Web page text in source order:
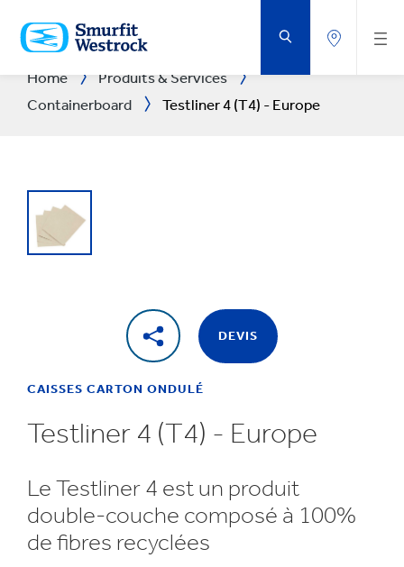
AU
CONTENU
PRINCIPAL
Home
Produits & Services
Containerboard
Testliner 4 (T4) - Europe
DEVIS
CAISSES CARTON ONDULÉ
Testliner 4 (T4) - Europe
Le Testliner 4 est un produit
double-couche composé à 100%
de fibres recyclées